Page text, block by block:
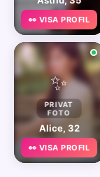
👀 VISA PROFIL
✨
PRIVAT
FOTO
Alice, 32
👀 VISA PROFIL